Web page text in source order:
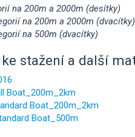
na 200m a 2000m (desítky)
na 200m a 2000m (dvacítky)
na 500m (dvacítky)
stažení a další
Boat_200m_2km
Boat_200m_2km
Boat_500m